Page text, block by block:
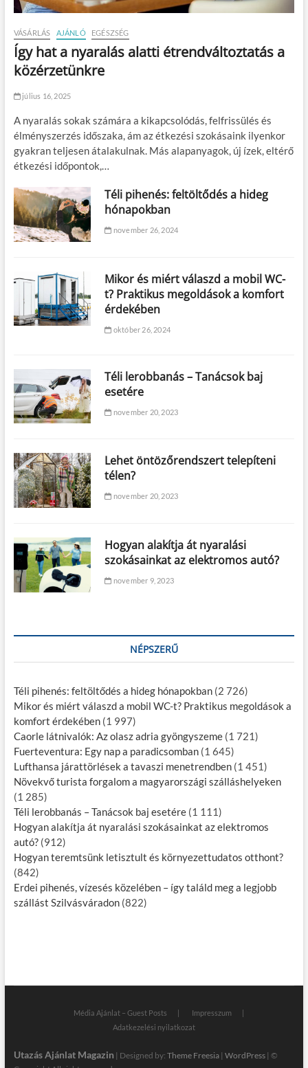
VÁSÁRLÁS AJÁNLÓ EGÉSZSÉG
Így hat a nyaralás alatti étrendváltoztatás a
közérzetünkre
július 16, 2025
A nyaralás sokak számára a kikapcsolódás, felfrissülés és
élményszerzés időszaka, ám az étkezési szokásaink ilyenkor
gyakran teljesen átalakulnak. Más alapanyagok, új ízek, eltérő
étkezési időpontok,…
Téli pihenés: feltöltődés a hideg
hónapokban
november 26, 2024
Mikor és miért válaszd a mobil WC-
t? Praktikus megoldások a komfort
érdekében
október 26, 2024
Téli lerobbanás – Tanácsok baj
esetére
november 20, 2023
Lehet öntözőrendszert telepíteni
télen?
november 20, 2023
Hogyan alakítja át nyaralási
szokásainkat az elektromos autó?
november 9, 2023
NÉPSZERŰ
Téli pihenés: feltöltődés a hideg hónapokban (2 726)
Mikor és miért válaszd a mobil WC-t? Praktikus megoldások a
komfort érdekében (1 997)
Caorle látnivalók: Az olasz adria gyöngyszeme (1 721)
Fuerteventura: Egy nap a paradicsomban (1 645)
Lufthansa járattörlések a tavaszi menetrendben (1 451)
Növekvő turista forgalom a magyarországi szálláshelyeken
(1 285)
Téli lerobbanás – Tanácsok baj esetére (1 111)
Hogyan alakítja át nyaralási szokásainkat az elektromos
autó? (912)
Hogyan teremtsünk letisztult és környezettudatos otthont?
(842)
Erdei pihenés, vízesés közelében – így találd meg a legjobb
szállást Szilvásváradon (822)
Média Ajánlat – Guest Posts
Impresszum
Adatkezelési nyilatkozat
Utazás Ajánlat Magazin | Designed by: Theme Freesia| WordPress| ©